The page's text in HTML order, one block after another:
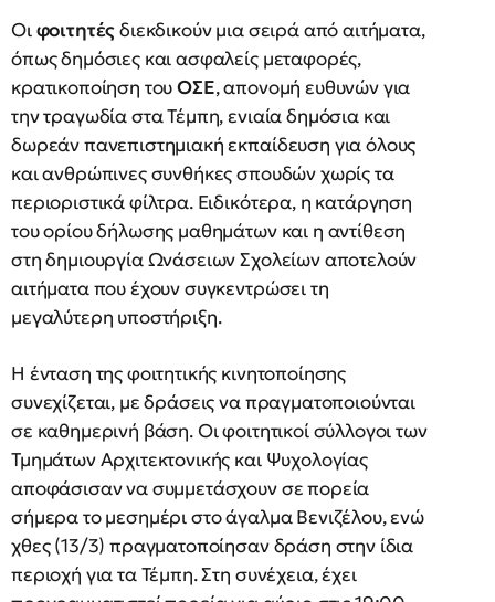
Οιφοιτητέςδιεκδικούν μια σειρά από αιτήματα,
όπως δημόσιες και ασφαλείς μεταφορές,
κρατικοποίηση τουΟΣΕ, απονομή ευθυνών για
την τραγωδία στα Τέμπη, ενιαία δημόσια και
δωρεάν πανεπιστημιακή εκπαίδευση για όλους
και ανθρώπινες συνθήκες σπουδών χωρίς τα
περιοριστικά φίλτρα. Ειδικότερα, η κατάργηση
του ορίου δήλωσης μαθημάτων και η αντίθεση
στη δημιουργία Ωνάσειων Σχολείων αποτελούν
αιτήματα που έχουν συγκεντρώσει τη
μεγαλύτερη υποστήριξη.
Η ένταση της φοιτητικής κινητοποίησης
συνεχίζεται, με δράσεις να πραγματοποιούνται
σε καθημερινή βάση. Οι φοιτητικοί σύλλογοι των
Τμημάτων Αρχιτεκτονικής και Ψυχολογίας
αποφάσισαν να συμμετάσχουν σε πορεία
σήμερα το μεσημέρι στο άγαλμα Βενιζέλου, ενώ
χθες (13/3) πραγματοποίησαν δράση στην ίδια
περιοχή για τα Τέμπη. Στη συνέχεια, έχει